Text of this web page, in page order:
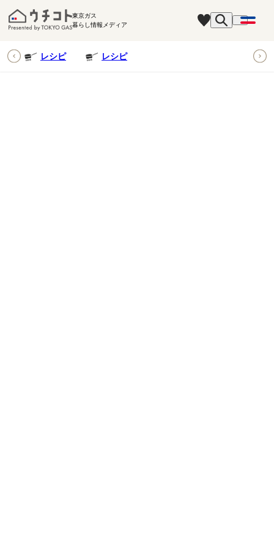
東京ガス
暮らし情報メディア
レシピ レシピ